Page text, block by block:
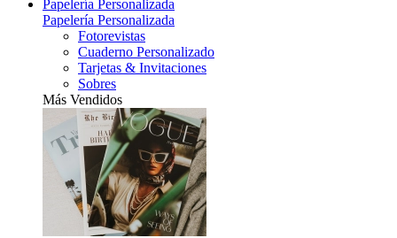
Papelería Personalizada
Papelería Personalizada
Fotorevistas
Cuaderno Personalizado
Tarjetas & Invitaciones
Sobres
Más Vendidos